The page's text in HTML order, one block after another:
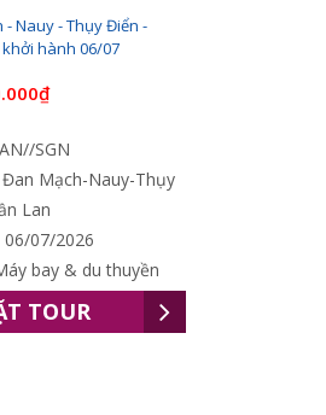
- Nauy - Thụy Điển -
khởi hành 06/07
SGN
Mạch-Nauy-Thụy
Lan
06/07/2026
bay & du thuyền
TOUR